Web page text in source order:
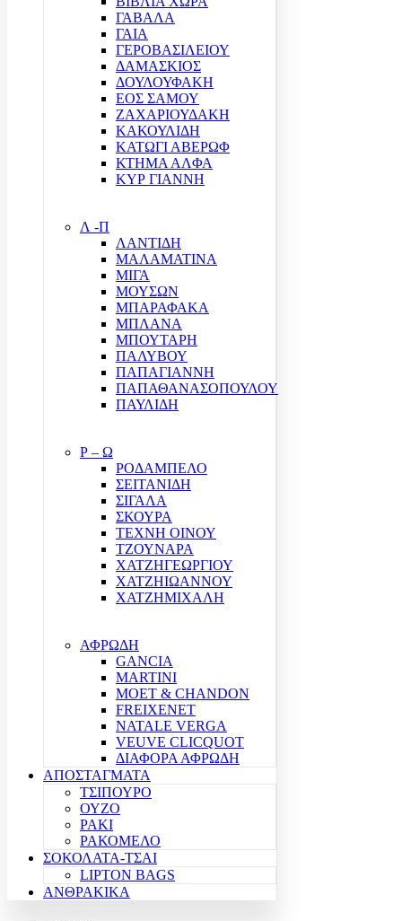
ΓΑΒΑΛΑ
ΓΑΙΑ
ΓΕΡΟΒΑΣΙΛΕΙΟΥ
ΔΑΜΑΣΚΙΟΣ
ΔΟΥΛΟΥΦΑΚΗ
ΕΟΣ ΣΑΜΟΥ
ΖΑΧΑΡΙΟΥΔΑΚΗ
ΚΑΚΟΥΛΙΔΗ
ΚΑΤΩΓΙ ΑΒΕΡΩΦ
ΚΤΗΜΑ ΑΛΦΑ
ΚΥΡ ΓΙΑΝΝΗ
Λ -Π
ΛΑΝΤΙΔΗ
ΜΑΛΑΜΑΤΙΝΑ
ΜΙΓΑ
ΜΟΥΣΩΝ
ΜΠΑΡΑΦΑΚΑ
ΜΠΛΑΝΑ
ΜΠΟΥΤΑΡΗ
ΠΑΛΥΒΟΥ
ΠΑΠΑΓΙΑΝΝΗ
ΠΑΠΑΘΑΝΑΣΟΠΟΥΛΟΥ
ΠΑΥΛΙΔΗ
Ρ – Ω
ΡΟΔΑΜΠΕΛΟ
ΣΕΙΤΑΝΙΔΗ
ΣΙΓΑΛΑ
ΣΚΟΥΡΑ
ΤΕΧΝΗ ΟΙΝΟΥ
ΤΖΟΥΝΑΡΑ
ΧΑΤΖΗΓΕΩΡΓΙΟΥ
ΧΑΤΖΗΙΩΑΝΝΟΥ
ΧΑΤΖΗΜΙΧΑΛΗ
ΑΦΡΩΔΗ
GANCIA
MARTINI
MOET & CHANDON
FREIXENET
NATALE VERGA
VEUVE CLICQUOT
ΔΙΑΦΟΡΑ ΑΦΡΩΔΗ
ΑΠΟΣΤΑΓΜΑΤΑ
ΤΣΙΠΟΥΡΟ
ΟΥΖΟ
ΡΑΚΙ
ΡΑΚΟΜΕΛΟ
ΣΟΚΟΛΑΤΑ-ΤΣΑΙ
LIPTON BAGS
ΑΝΘΡΑΚΙΚΑ